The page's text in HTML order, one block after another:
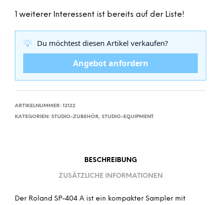
1 weiterer Interessent ist bereits auf der Liste!
💡 Du möchtest diesen Artikel verkaufen?
Angebot anfordern
ARTIKELNUMMER: 12122
KATEGORIEN: STUDIO-ZUBEHÖR, STUDIO-EQUIPMENT
BESCHREIBUNG
ZUSÄTZLICHE INFORMATIONEN
Der Roland SP-404 A ist ein kompakter Sampler mit